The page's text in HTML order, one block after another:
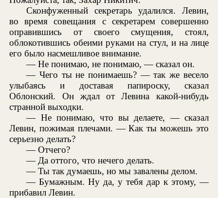
Сконфуженный секретарь удалился. Левин,
во время совещания с секретарем совершенно
оправившись от своего смущения, стоял,
облокотившись обеими руками на стул, и на лице
его было насмешливое внимание.
— Не понимаю, не понимаю, — сказал он.
— Чего ты не понимаешь? — так же весело
улыбаясь и доставая папироску, сказал
Облонский. Он ждал от Левина какой-нибудь
странной выходки.
— Не понимаю, что вы делаете, — сказал
Левин, пожимая плечами. — Как ты можешь это
серьезно делать?
— Отчего?
— Да оттого, что нечего делать.
— Ты так думаешь, но мы завалены делом.
— Бумажным. Ну да, у тебя дар к этому, —
прибавил Левин.